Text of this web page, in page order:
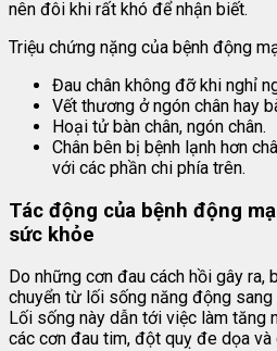
nên đôi khi rất khó để nhận biết.
Triệu chứng nặng của bệnh động
Đau chân không đỡ khi nghỉ
Vết thương ở ngón chân hay
Hoại tử bàn chân, ngón chân.
Chân bên bị bệnh lạnh hơn
với các phần chi phía trên.
Tác động của bệnh động
sức khỏe
Do những cơn đau cách hồi gây ra,
chuyển từ lối sống năng động
Lối sống này dẫn tới việc làm tăng
các cơn đau tim, đột quỵ đe dọa và